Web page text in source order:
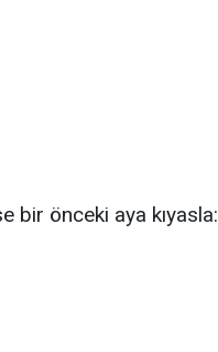
bir önceki aya kıyasla: